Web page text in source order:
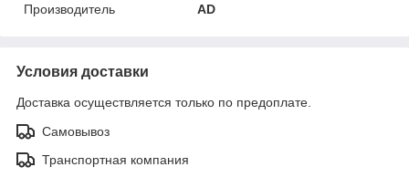
Производитель
AD
Условия доставки
Доставка осуществляется только по предоплате.
Самовывоз
Транспортная компания